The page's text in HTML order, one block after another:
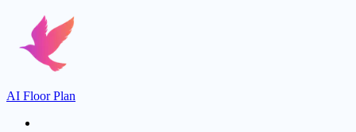
AI Floor Plan